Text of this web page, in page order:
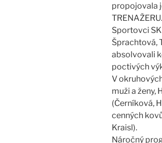
propojovala
TRENAŽERU.
Sportovci
Šprachtová,
absolvovali
poctivých
V
muži a ženy,
(Černíková,
cenných
Kraisl).
Náročný